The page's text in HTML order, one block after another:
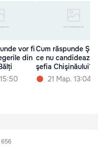
vor fi
din
Cum răspunde
ce nu candidează
şefia Chişinăului?
21 Мар. 13:04
656